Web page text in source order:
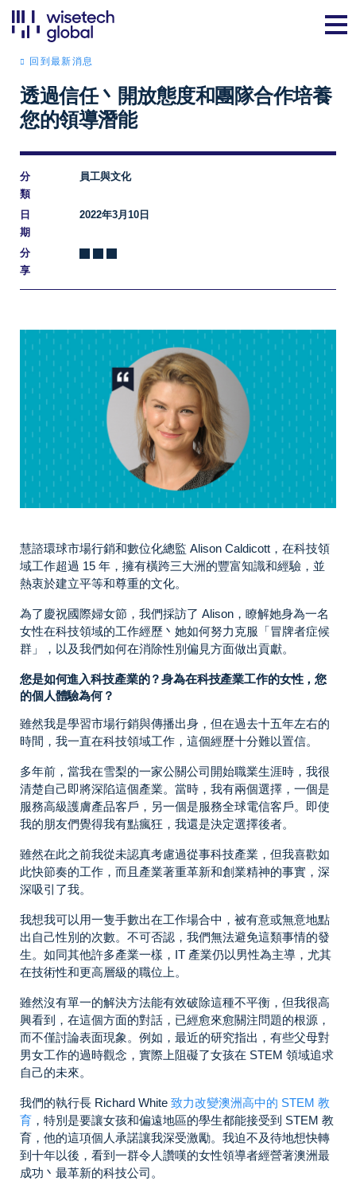
回到最新消息
透過信任丶開放態度和團隊合作培養
您的領導潛能
分
類
員工與文化
日
期
2022年3月10日
分
享
慧諮環球市場行銷和數位化總監 Alison Caldicott，在科技領
域工作超過 15 年，擁有橫跨三大洲的豐富知識和經驗，並
熱衷於建立平等和尊重的文化。
為了慶祝國際婦女節，我們採訪了 Alison，瞭解她身為一名
女性在科技領域的工作經歷丶她如何努力克服「冒牌者症候
群」，以及我們如何在消除性別偏見方面做出貢獻。
您是如何進入科技產業的？身為在科技產業工作的女性，您
的個人體驗為何？
雖然我是學習市場行銷與傳播出身，但在過去十五年左右的
時間，我一直在科技領域工作，這個經歷十分難以置信。
多年前，當我在雪梨的一家公關公司開始職業生涯時，我很
清楚自己即將深陷這個產業。當時，我有兩個選擇，一個是
服務高級護膚產品客戶，另一個是服務全球電信客戶。即使
我的朋友們覺得我有點瘋狂，我還是決定選擇後者。
雖然在此之前我從未認真考慮過從事科技產業，但我喜歡如
此快節奏的工作，而且產業著重革新和創業精神的事實，深
深吸引了我。
我想我可以用一隻手數出在工作場合中，被有意或無意地點
出自己性別的次數。不可否認，我們無法避免這類事情的發
生。如同其他許多產業一樣，IT 產業仍以男性為主導，尤其
在技術性和更高層級的職位上。
雖然沒有單一的解決方法能有效破除這種不平衡，但我很高
興看到，在這個方面的對話，已經愈來愈關注問題的根源，
而不僅討論表面現象。例如，最近的研究指出，有些父母對
男女工作的過時觀念，實際上阻礙了女孩在 STEM 領域追求
自己的未來。
我們的執行長 Richard White 致力改變澳洲高中的 STEM 教
育 ，特別是要讓女孩和偏遠地區的學生都能接受到 STEM 教
育，他的這項個人承諾讓我深受激勵。我迫不及待地想快轉
到十年以後，看到一群令人讚嘆的女性領導者經營著澳洲最
成功丶最革新的科技公司。